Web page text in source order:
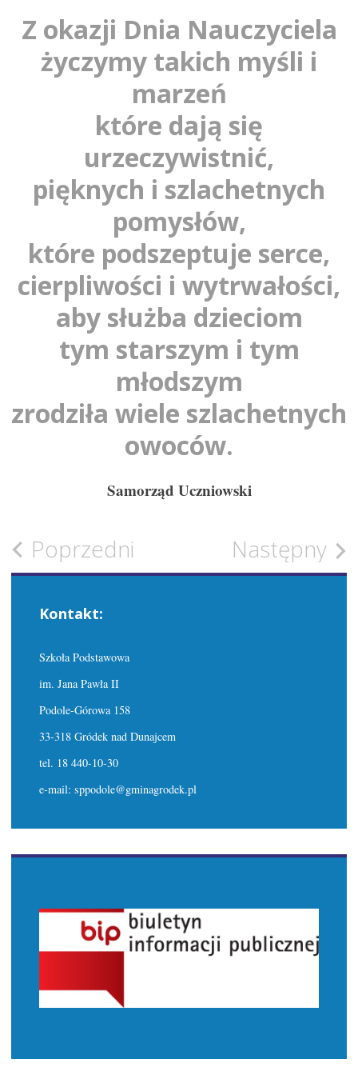
Z okazji Dnia Nauczyciela
życzymy takich myśli i
marzeń
które dają się
urzeczywistnić,
pięknych i szlachetnych
pomysłów,
które podszeptuje serce,
cierpliwości i wytrwałości,
aby służba dzieciom
tym starszym i tym
młodszym
zrodziła wiele szlachetnych
owoców.
Samorząd Uczniowski
Zobacz
wpisy
Poprzedni Następny
Kontakt:
Szkoła Podstawowa
im. Jana Pawła II
Podole-Górowa 158
33-318 Gródek nad Dunajcem
tel. 18 440-10-30
e-mail: sppodole@gminagrodek.pl